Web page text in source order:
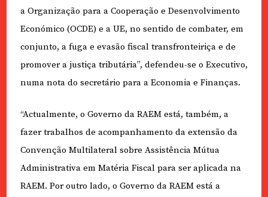
a Organização para a Cooperação e Desenvolvimento
Económico (OCDE) e a UE, no sentido de combater, em
conjunto, a fuga e evasão fiscal transfronteiriça e de
promover a justiça tributária”, defendeu-se o Executivo,
numa nota do secretário para a Economia e Finanças.
“Actualmente, o Governo da RAEM está, também, a
fazer trabalhos de acompanhamento da extensão da
Convenção Multilateral sobre Assistência Mútua
Administrativa em Matéria Fiscal para ser aplicada na
RAEM. Por outro lado, o Governo da RAEM está a